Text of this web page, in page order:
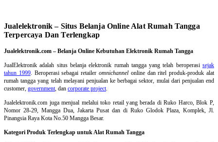
Jualelektronik – Situs Belanja Online Alat Rumah Tangga
Terpercaya Dan Terlengkap
Jualelektronik.com – Belanja Online Kebutuhan Elektronik Rumah Tangga
JualElektronik adalah situs belanja elektronik rumah tanggayang telah beroperasisejak
tahun 1999. Beroperasi sebagai retaileromnichannel online dan ritel produk-produk alat
rumah tangga yang telah melayani penjualan ke berbagai sektor, mulai dari penjualan end
customer, government, dan corporate project.
Jualelektronik.com juga menjual melalui toko retail yang berada di Ruko Harco, Blok P,
Nomor 28-29, Mangga Dua, Jakarta Pusat dan di Ruko Glodok Plaza, Komplek, Jl.
Pinangsia Raya Kota No.50 Mangga Besar.
Kategori Produk Terlengkap untuk Alat Rumah Tangga